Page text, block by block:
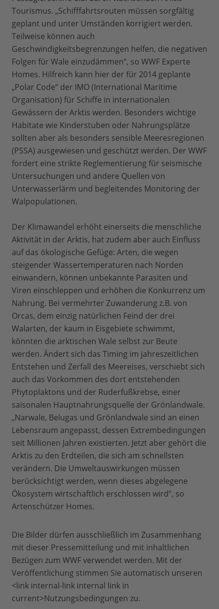
Tourismus. „Schifffahrtsrouten müssen sorgfältig
geplant und unter Umständen korrigiert werden.
Teilweise können auch
Geschwindigkeitsbegrenzungen helfen, die negativen
Folgen für Wale einzudämmen“, so WWF Experte
Homes. Hilfreich kann hier der für 2014 geplante
„Polar Code“ der IMO (International Maritime
Organisation) für Schiffe in internationalen
Gewässern der Arktis werden. Besonders wichtige
Habitate wie Kinderstuben oder Nahrungsplätze
sollten aber als besonders sensible Meeresregionen
(PSSA) ausgewiesen und geschützt werden. Der WWF
fordert eine strikte Reglementierung für seismische
Untersuchungen und andere Quellen von
Unterwasserlärm und begleitendes Monitoring der
Walpopulationen.
Der Klimawandel erhöht einerseits die menschliche
Aktivität in der Arktis, hat zudem aber auch Einfluss
auf das ökologische Gefüge: Arten, die wegen
steigender Wassertemperaturen nach Norden
einwandern, können unbekannte Parasiten und
Viren einschleppen und erhöhen die Konkurrenz um
Nahrung. Bei vermehrter Zuwanderung z.B. von
Orcas, dem einzig natürlichen Feind der drei
Walarten, der kaum in Eisgebiete schwimmt,
könnten die arktischen Wale selbst zur Beute
werden. Ändert sich das Timing im jahreszeitlichen
Entstehen und Zerfall des Meereises, verschiebt sich
auch das Vorkommen des dort entstehenden
Phytoplaktons und der Ruderfußkrebse, einer
saisonalen Hauptnahrungsquelle der Grönlandwale.
„Narwale, Belugas und Grönlandwale sind an einen
Lebensraum angepasst, dessen Extrembedingungen
seit Millionen Jahren existierten. Jetzt aber gehört die
Arktis zu den Erdteilen, die sich am schnellsten
verändern. Die Umweltauswirkungen müssen
berücksichtigt werden, wenn dieses abgelegene
Ökosystem wirtschaftlich erschlossen wird“, so
Artenschützer Homes.
Die Bilder dürfen ausschließlich im Zusammenhang
mit dieser Pressemitteilung und mit inhaltlichen
Bezügen zum WWF verwendet werden. Mit der
Veröffentlichung stimmen Sie automatisch unseren
<link internal-link internal link in
current>Nutzungsbedingungen zu.